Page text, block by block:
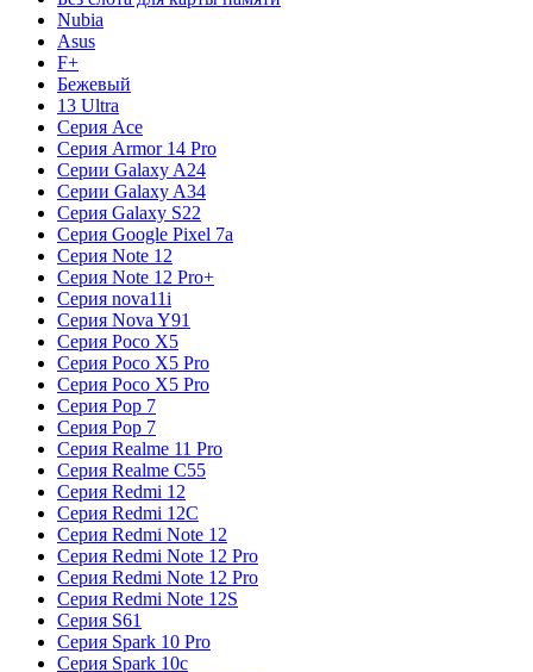
Nubia
Asus
F+
Бежевый
13 Ultra
Серия Ace
Серия Armor 14 Pro
Серии Galaxy A24
Серии Galaxy A34
Серия Galaxy S22
Серия Google Pixel 7a
Серия Note 12
Серия Note 12 Pro+
Серия nova11i
Серия Nova Y91
Серия Poco X5
Серия Poco X5 Pro
Серия Poco X5 Pro
Серия Pop 7
Серия Pop 7
Серия Realme 11 Pro
Серия Realme C55
Серия Redmi 12
Серия Redmi 12C
Серия Redmi Note 12
Серия Redmi Note 12 Pro
Серия Redmi Note 12 Pro
Серия Redmi Note 12S
Серия S61
Серия Spark 10 Pro
Серия Spark 10c